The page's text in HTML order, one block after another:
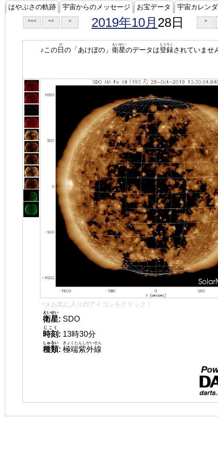
はやぶさの軌跡 宇宙からのメッセージ お宝データ 宇宙カレン
<<< << < 2019年10月 28日 >
♪この日
ひ
の「あけぼの」 衛星
えいせい
のデータは登録
とうろく
されていませ
👈 お気に入りのアイコンをクリック！
衛星
えいせい
: SDO
時刻
じこく
: 13時30分
種類
しゅるい
: 極端紫外線
きょくたんしがいせん